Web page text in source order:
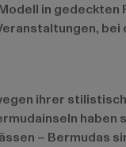
in
ihrer
– Bermudas